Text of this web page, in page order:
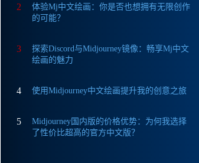
2
体验Mj中文绘画：你是否也想拥有无限创作
的可能？
3
探索Discord与Midjourney镜像：畅享Mj中文
绘画的魅力
4 使用Midjourney中文绘画提升我的创意之旅
5
Midjourney国内版的价格优势：为何我选择
了性价比超高的官方中文版？